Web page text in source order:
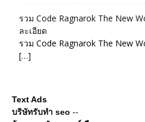
รวม Code Ragnarok The New
ละเอียด
รวม Code Ragnarok The New
[…]
Text Ads
บริษัทรับทำ seo --